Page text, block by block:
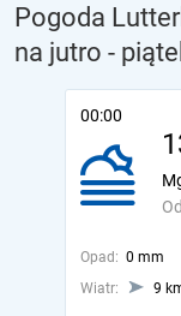
Pogoda
na jutro -
00:00
Opad: 0 mm
Wiatr:
9